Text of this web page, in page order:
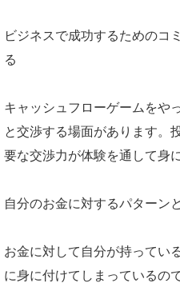
ビジネスで成功するためのコ
る
キャッシュフローゲームをや
と交渉する場面があります。
要な交渉力が体験を通して身
自分のお金に対するパターン
お金に対して自分が持ってい
に身に付けてしまっているの